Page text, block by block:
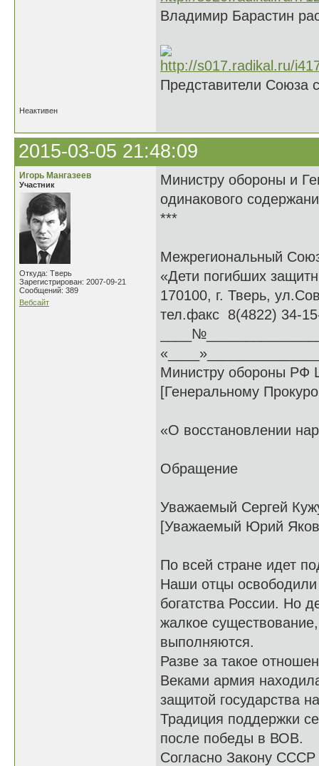
Владимир Барастин
Представители Союза
Неактивен
2015-03-05 21:48:09
Игорь Мангазеев
Участник
Откуда: Тверь
Зарегистрирован: 2007-09-21
Сообщений: 389
Вебсайт
Министру обороны и
одинакового
***
Межрегиональный
«Дети погибших
170100, г. Тверь,
тел.факс 8(4822) 34-
Министру обороны РФ
[Генеральному
«О восстановлении
Обращение
Уважаемый Сергей
[Уважаемый Юрий
По всей стране идет
Наши отцы
богатства России. Но
жалкое
выполняются.
Разве за такое
Веками армия
защитой государства
Традиция поддержки
после победы в ВОВ.
Согласно Закону СССР